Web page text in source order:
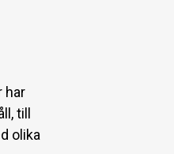
har
till
olika